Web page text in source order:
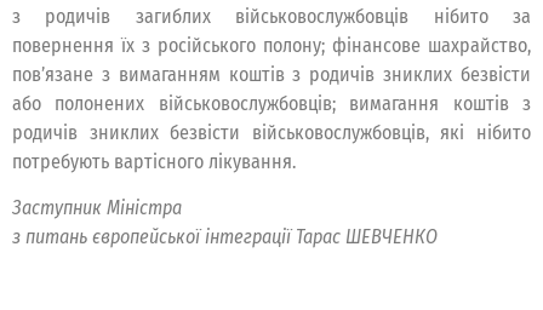
з родичів загиблих військовослужбовців нібито за
повернення їх з російського полону; фінансове шахрайство,
пов’язане з вимаганням коштів з родичів зниклих безвісти
або полонених військовослужбовців; вимагання коштів з
родичів зниклих безвісти військовослужбовців, які нібито
потребують вартісного лікування.
Заступник Міністра
з питань європейської інтеграції Тарас ШЕВЧЕНКО